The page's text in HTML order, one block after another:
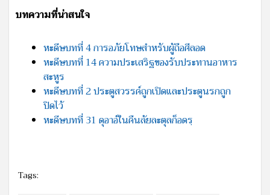
บทความที่น่าสนใจ
หะดีษบทที่ 4 การอภัยโทษสำหรับผู้ถือศีลอด
หะดีษบทที่ 14 ความประเสริฐของรับประทานอาหาร
สะหูร
หะดีษบทที่ 2 ประตูสวรรค์ถูกเปิดและประตูนรกถูก
ปิดไว้
หะดีษบทที่ 31 ดุอาอ์ในคืนลัยละตุลก็อดรฺ
Tags: